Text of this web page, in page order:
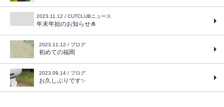
2023.11.12 / CUTCLUBニュース
年末年始のお知らせ🎍
2023.11.12 / ブログ
初めての福岡
2023.09.14 / ブログ
お久しぶりです✨